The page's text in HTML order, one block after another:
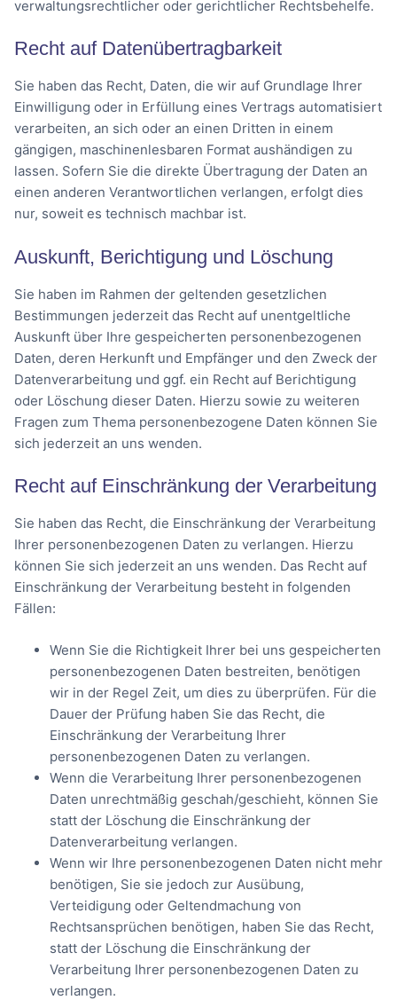
verwaltungsrechtlicher oder gerichtlicher Rechtsbehelfe.
Recht auf Daten­übertrag­barkeit
Sie haben das Recht, Daten, die wir auf Grundlage Ihrer
Einwilligung oder in Erfüllung eines Vertrags automatisiert
verarbeiten, an sich oder an einen Dritten in einem
gängigen, maschinenlesbaren Format aushändigen zu
lassen. Sofern Sie die direkte Übertragung der Daten an
einen anderen Verantwortlichen verlangen, erfolgt dies
nur, soweit es technisch machbar ist.
Auskunft, Berichtigung und Löschung
Sie haben im Rahmen der geltenden gesetzlichen
Bestimmungen jederzeit das Recht auf unentgeltliche
Auskunft über Ihre gespeicherten personenbezogenen
Daten, deren Herkunft und Empfänger und den Zweck der
Datenverarbeitung und ggf. ein Recht auf Berichtigung
oder Löschung dieser Daten. Hierzu sowie zu weiteren
Fragen zum Thema personenbezogene Daten können Sie
sich jederzeit an uns wenden.
Recht auf Einschränkung der Verarbeitung
Sie haben das Recht, die Einschränkung der Verarbeitung
Ihrer personenbezogenen Daten zu verlangen. Hierzu
können Sie sich jederzeit an uns wenden. Das Recht auf
Einschränkung der Verarbeitung besteht in folgenden
Fällen:
Wenn Sie die Richtigkeit Ihrer bei uns gespeicherten
personenbezogenen Daten bestreiten, benötigen
wir in der Regel Zeit, um dies zu überprüfen. Für die
Dauer der Prüfung haben Sie das Recht, die
Einschränkung der Verarbeitung Ihrer
personenbezogenen Daten zu verlangen.
Wenn die Verarbeitung Ihrer personenbezogenen
Daten unrechtmäßig geschah/geschieht, können Sie
statt der Löschung die Einschränkung der
Datenverarbeitung verlangen.
Wenn wir Ihre personenbezogenen Daten nicht mehr
benötigen, Sie sie jedoch zur Ausübung,
Verteidigung oder Geltendmachung von
Rechtsansprüchen benötigen, haben Sie das Recht,
statt der Löschung die Einschränkung der
Verarbeitung Ihrer personenbezogenen Daten zu
verlangen.